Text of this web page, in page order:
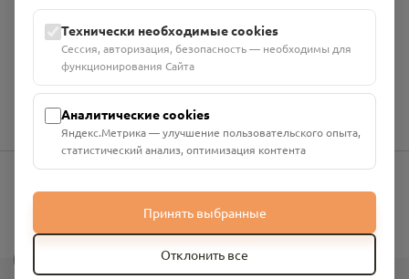
ИНН: 6700029207 ОГРН: 1256700001986
Юридический адрес: 216790, Смоленская область, р-н
Руднянский, г. Рудня, улица Западная, д. 26А, пом. 18
Номер счёта: 40702810901130004287 в АО "АЛЬФА-БАНК"
Кор. счёт: 30101810200000000593
Технически необходимые cookies
Сессия, авторизация, безопасность — необходимы для
функционирования Сайта
Аналитические cookies
Яндекс.Метрика — улучшение пользовательского опыта,
статистический анализ, оптимизация контента
Принять выбранные
Отклонить все